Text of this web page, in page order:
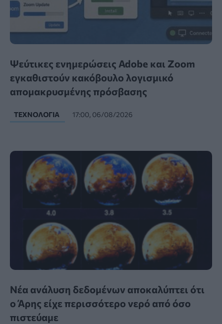
Ψεύτικες ενημερώσεις Adobe και Zoom
εγκαθιστούν κακόβουλο λογισμικό
απομακρυσμένης πρόσβασης
ΤΕΧΝΟΛΟΓΊΑ 17:00, 06/08/2026
Νέα ανάλυση δεδομένων αποκαλύπτει ότι
ο Άρης είχε περισσότερο νερό από όσο
πιστεύαμε